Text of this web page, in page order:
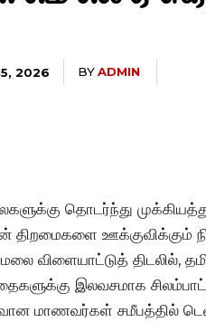
2026 BYADMIN
தொடர்ந்து
திறமைகளை ஊக்குவிக்கும்
விளையாட்டுத் திடலில்,
இலவசமாக
மாணவர்கள் சமீபத்தில்